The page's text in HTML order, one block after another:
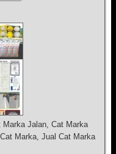
Marka Jalan, Cat Marka
Marka, Jual Cat Marka